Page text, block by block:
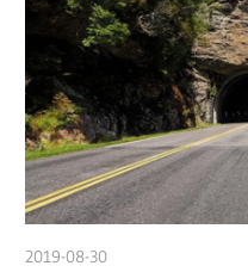
2019-08-30